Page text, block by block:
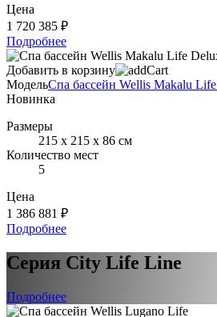
Цена
1 720 385 ₽
Подробнее
Добавить в корзину
МодельСпа бассейн Wellis Makalu
Новинка
Размеры
215 х 215 х 86 см
Количество мест
5
Цена
1 386 881 ₽
Подробнее
Серия City Life Line
Подробнее